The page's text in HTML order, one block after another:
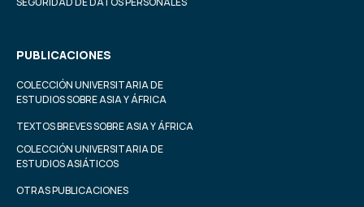
PUBLICACIONES
COLECCIÓN UNIVERSITARIA DE
ESTUDIOS SOBRE ASIA Y ÁFRICA
TEXTOS BREVES SOBRE ASIA Y ÁFRICA
COLECCIÓN UNIVERSITARIA DE
ESTUDIOS ASIÁTICOS
OTRAS PUBLICACIONES